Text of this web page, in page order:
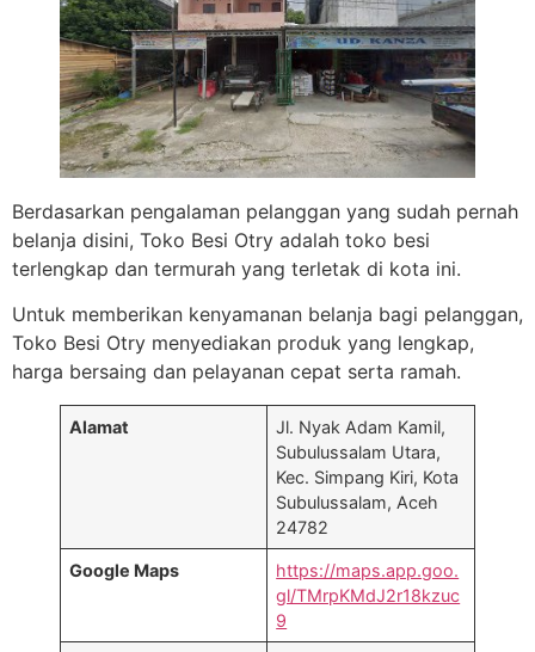
Berdasarkan pengalaman pelanggan yang sudah pernah
belanja disini, Toko Besi Otry adalah toko besi
terlengkap dan termurah yang terletak di kota ini.
Untuk memberikan kenyamanan belanja bagi pelanggan,
Toko Besi Otry menyediakan produk yang lengkap,
harga bersaing dan pelayanan cepat serta ramah.
Alamat
Jl. Nyak Adam Kamil,
Subulussalam Utara,
Kec. Simpang Kiri, Kota
Subulussalam, Aceh
24782
Google Maps
https://maps.app.goo.
gl/TMrpKMdJ2r18kzuc
9